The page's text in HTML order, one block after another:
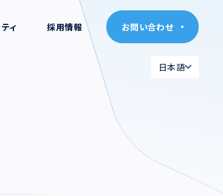
お問い合わせ
日本語
ィ 採用情報 お問い合わせ
日本語